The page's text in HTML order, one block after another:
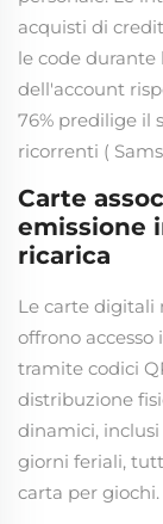
acquisti di
le code
dell'account
76% predilige il
ricorrenti (
Carte
emissione
ricarica
Le carte
offrono
tramite codici
distribuzione
dinamici,
giorni feriali,
carta per giochi.